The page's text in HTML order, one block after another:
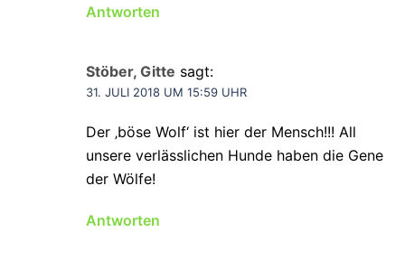
Antworten
Stöber, Gitte sagt:
31. JULI 2018 UM 15:59 UHR
Der ‚böse Wolf‘ ist hier der Mensch!!! All
unsere verlässlichen Hunde haben die Gene
der Wölfe!
Antworten